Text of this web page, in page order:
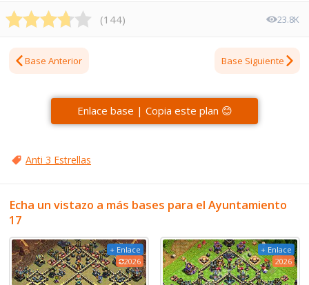
(144) 23.8K
Base Anterior Base Siguiente
Enlace base | Copia este plan 😊
Anti 3 Estrellas
Echa un vistazo a más bases para el Ayuntamiento
17
+ Enlace
2026
+ Enlace
2026